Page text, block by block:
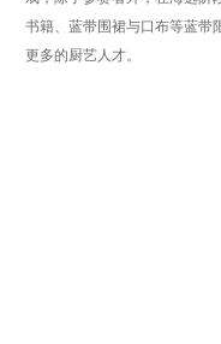
书籍、蓝带围裙与口布等蓝带
更多的厨艺人才。